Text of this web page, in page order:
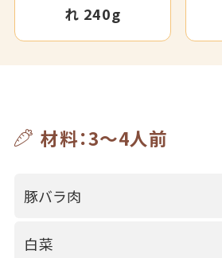
れ 240g
材料：3～4人前
豚バラ肉
白菜